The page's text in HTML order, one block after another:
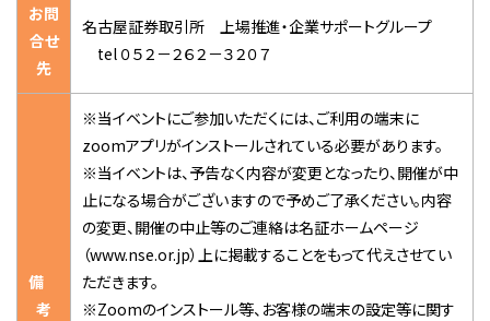
お問
合せ
先
名古屋証券取引所 上場推進・企業サポートグループ
tel ０５２－２６２－３２０７
備
考
※当イベントにご参加いただくには、ご利用の端末に
zoomアプリがインストールされている必要があります。
※当イベントは、予告なく内容が変更となったり、開催が中
止になる場合がございますので予めご了承ください。内容
の変更、開催の中止等のご連絡は名証ホームページ
（www.nse.or.jp）上に掲載することをもって代えさせてい
ただきます。
※Zoomのインストール等、お客様の端末の設定等に関す